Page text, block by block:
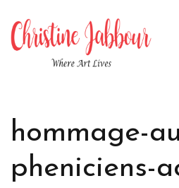
hommage-
pheniciens-